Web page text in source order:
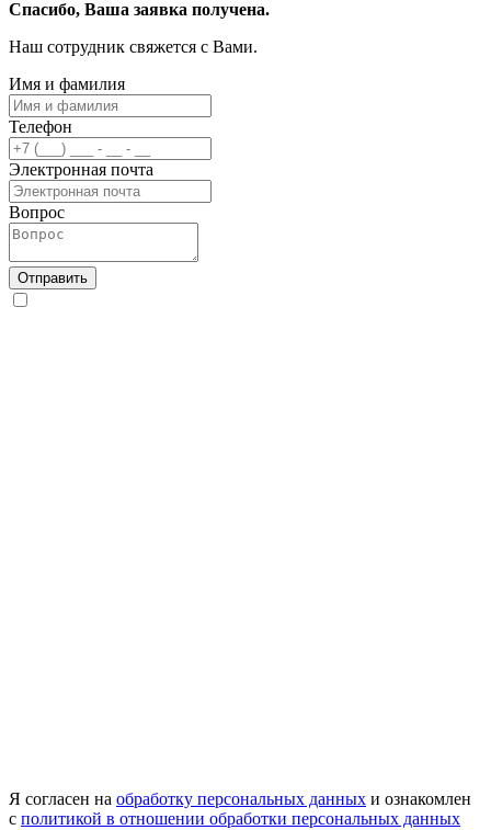
Спасибо, Ваша заявка получена.
Наш сотрудник свяжется с Вами.
Имя и фамилия
Телефон
Электронная почта
Вопрос
Отправить
Я согласен на обработку персональных данных и ознакомлен
с политикой в отношении обработки персональных данных